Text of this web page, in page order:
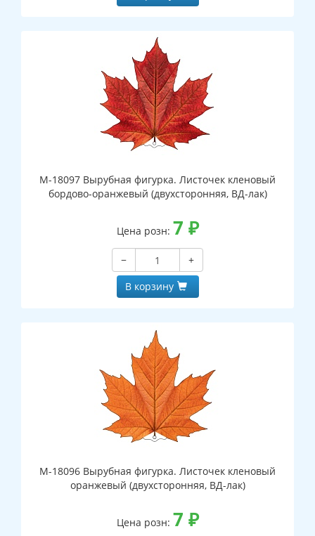
М-18097 Вырубная фигурка. Листочек кленовый
бордово-оранжевый (двухсторонняя, ВД-лак)
Цена розн: 7 ₽
−
+
В корзину
М-18096 Вырубная фигурка. Листочек кленовый
оранжевый (двухсторонняя, ВД-лак)
Цена розн: 7 ₽